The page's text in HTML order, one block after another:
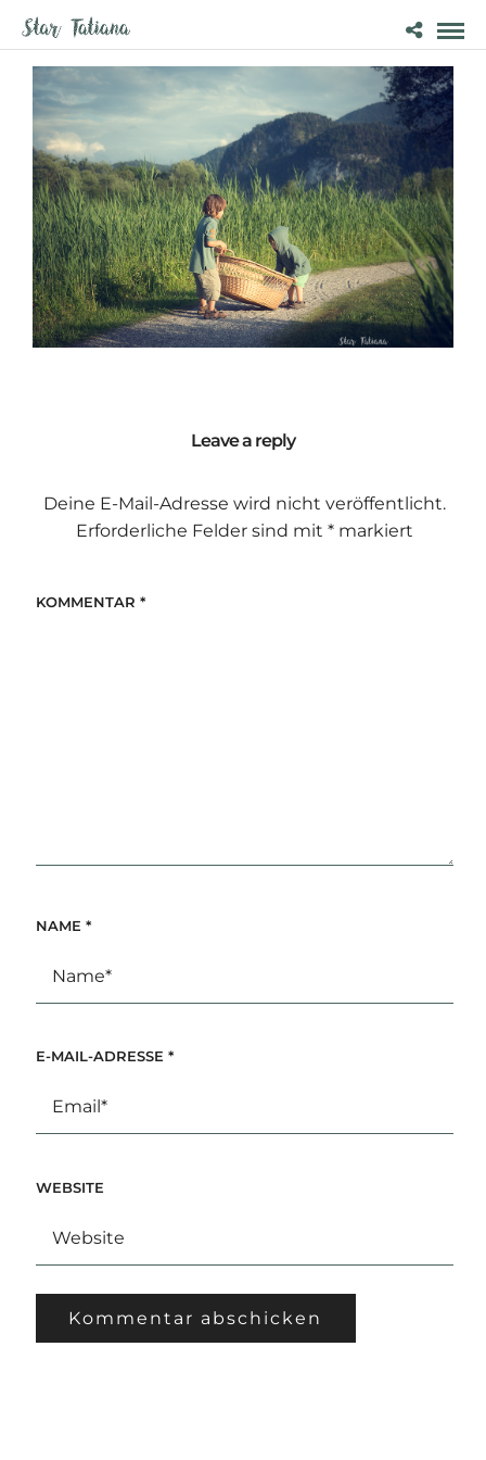
Leave a reply
Deine E-Mail-Adresse wird nicht veröffentlicht.
Erforderliche Felder sind mit *markiert
KOMMENTAR *
NAME *
E-MAIL-ADRESSE *
WEBSITE